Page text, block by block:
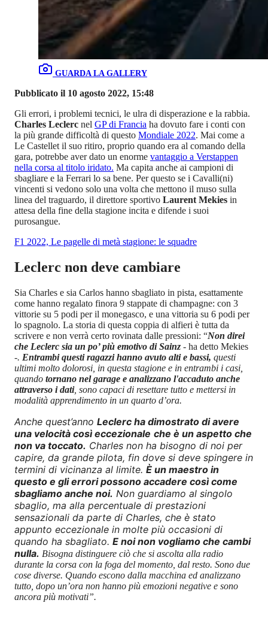
GUARDA LA GALLERY
Pubblicato il 10 agosto 2022, 15:48
Gli errori, i problemi tecnici, le ulra di disperazione e la rabbia.
Charles Leclerc nel GP di Francia ha dovuto fare i conti con
la più grande difficoltà di questo Mondiale 2022. Mai come a
Le Castellet il suo ritiro, proprio quando era al comando della
gara, potrebbe aver dato un enorme vantaggio a Verstappen
nella corsa al titolo iridato. Ma capita anche ai campioni di
sbagliare e la Ferrari lo sa bene. Per questo se i Cavalli(ni)
vincenti si vedono solo una volta che mettono il muso sulla
linea del traguardo, il direttore sportivo Laurent Mekies in
attesa della fine della stagione incita e difende i suoi
purosangue.
F1 2022, Le pagelle di metà stagione: le squadre
Leclerc non deve cambiare
Sia Charles e sia Carlos hanno sbagliato in pista, esattamente
come hanno regalato finora 9 stappate di champagne: con 3
vittorie su 5 podi per il monegasco, e una vittoria su 6 podi per
lo spagnolo. La storia di questa coppia di alfieri è tutta da
scrivere e non verrà certo rovinata dalle pressioni: “Non direi
che Leclerc sia un po’ più emotivo di Sainz - ha detto Mekies
-. Entrambi questi ragazzi hanno avuto alti e bassi, questi
ultimi molto dolorosi, in questa stagione e in entrambi i casi,
quando tornano nel garage e analizzano l'accaduto anche
attraverso i dati, sono capaci di resettare tutto e mettersi in
modalità apprendimento in un quarto d’ora.
Anche quest’anno Leclerc ha dimostrato di avere
una velocità così eccezionale che è un aspetto che
non va toccato. Charles non ha bisogno di noi per
capire, da grande pilota, fin dove si deve spingere in
termini di vicinanza al limite. È un maestro in
questo e gli errori possono accadere così come
sbagliamo anche noi. Non guardiamo al singolo
sbaglio, ma alla percentuale di prestazioni
sensazionali da parte di Charles, che è stato
appunto eccezionale in molte più occasioni di
quando ha sbagliato. E noi non vogliamo che cambi
nulla. Bisogna distinguere ciò che si ascolta alla radio
durante la corsa con la foga del momento, dal resto. Sono due
cose diverse. Quando escono dalla macchina ed analizzano
tutto, dopo un’ora non hanno più emozioni negative e sono
ancora più motivati”.